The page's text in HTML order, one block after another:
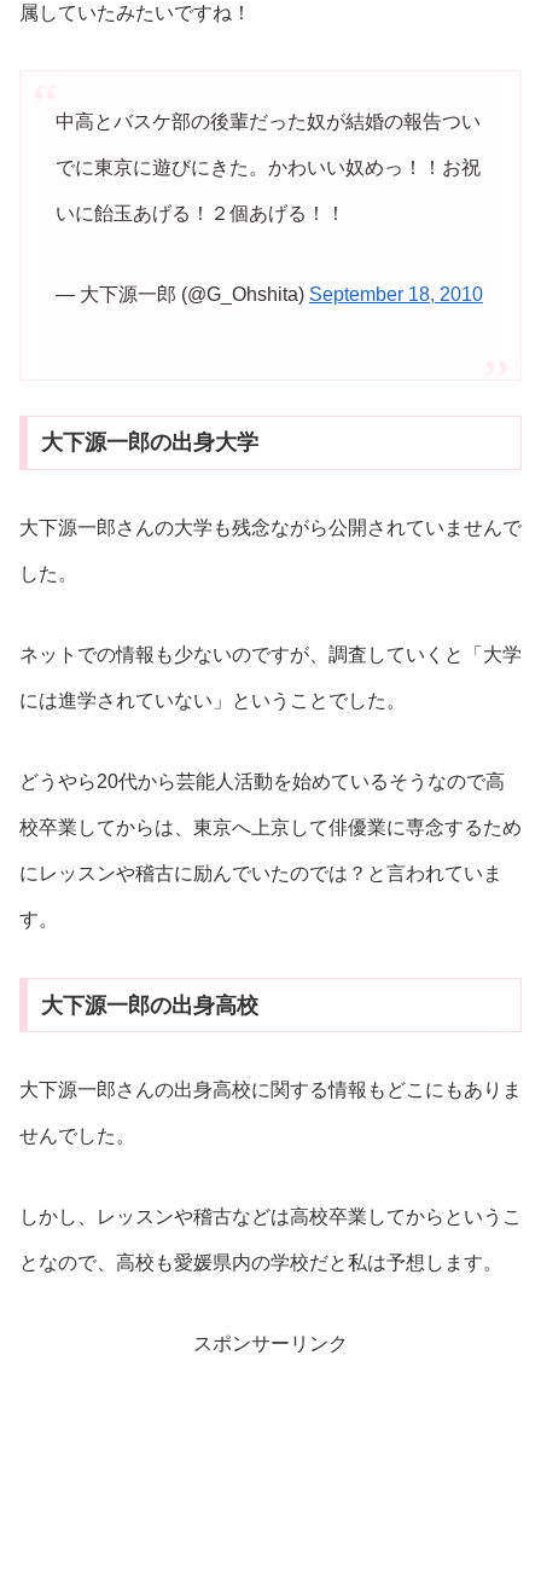
属していたみたいですね！
中高とバスケ部の後輩だった奴が結婚の報告つい
でに東京に遊びにきた。かわいい奴めっ！！お祝
いに飴玉あげる！２個あげる！！
— 大下源一郎 (@G_Ohshita) September 18, 2010
大下源一郎の出身大学
大下源一郎さんの大学も残念ながら公開されていませんで
した。
ネットでの情報も少ないのですが、調査していくと「大学
には進学されていない」ということでした。
どうやら20代から芸能人活動を始めているそうなので高
校卒業してからは、東京へ上京して俳優業に専念するため
にレッスンや稽古に励んでいたのでは？と言われていま
す。
大下源一郎の出身高校
大下源一郎さんの出身高校に関する情報もどこにもありま
せんでした。
しかし、レッスンや稽古などは高校卒業してからというこ
となので、高校も愛媛県内の学校だと私は予想します。
スポンサーリンク